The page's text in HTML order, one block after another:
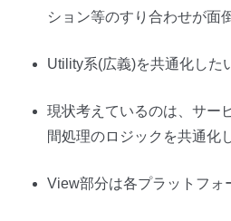
ション等のすり合わせが面
Utility系(広義)を共通化した
現状考えているのは、サー
間処理のロジックを共通化
View部分は各プラットフォ